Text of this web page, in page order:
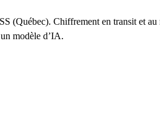
(Québec). Chiffrement en transit et au
modèle d’IA.